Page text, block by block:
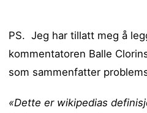
PS. Jeg har tillatt meg å
kommentatoren Balle
som sammenfatter
«Dette er wikipedias